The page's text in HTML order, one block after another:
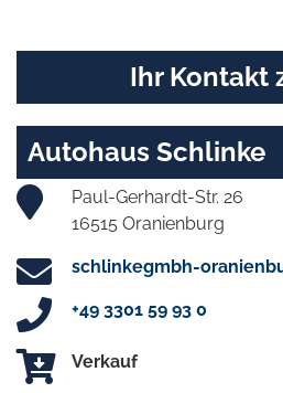
Ihr Kontakt
Autohaus Schlinke
Paul-Gerhardt-Str. 26
16515 Oranienburg
schlinkegmbh-
+49 3301 59 93 0
Verkauf